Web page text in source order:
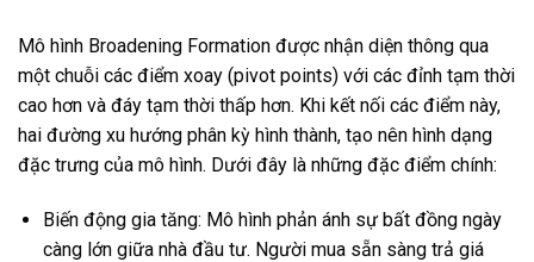
Mô hình Broadening Formation được nhận diện thông qua
một chuỗi các điểm xoay (pivot points) với các đỉnh tạm thời
cao hơn và đáy tạm thời thấp hơn. Khi kết nối các điểm này,
hai đường xu hướng phân kỳ hình thành, tạo nên hình dạng
đặc trưng của mô hình. Dưới đây là những đặc điểm chính:
Biến động gia tăng: Mô hình phản ánh sự bất đồng ngày
càng lớn giữa nhà đầu tư. Người mua sẵn sàng trả giá